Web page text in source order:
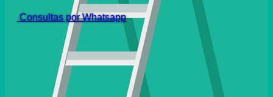
Consultas por Whatsapp